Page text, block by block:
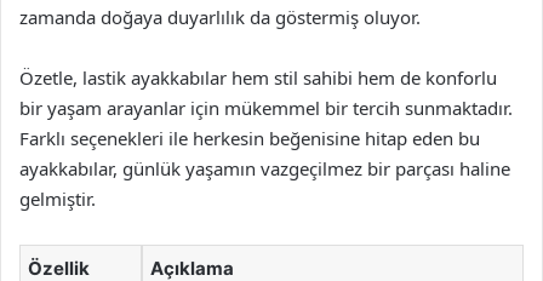
zamanda doğaya duyarlılık da göstermiş oluyor.
Özetle, lastik ayakkabılar hem stil sahibi hem de konforlu
bir yaşam arayanlar için mükemmel bir tercih sunmaktadır.
Farklı seçenekleri ile herkesin beğenisine hitap eden bu
ayakkabılar, günlük yaşamın vazgeçilmez bir parçası haline
gelmiştir.
Özellik Açıklama